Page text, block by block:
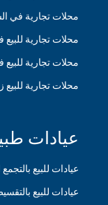
محلات تجارية في
محلات تجارية
محلات تجارية
محلات تجارية للبيع
عيادات
عيادات للبيع
عيادات للبيع